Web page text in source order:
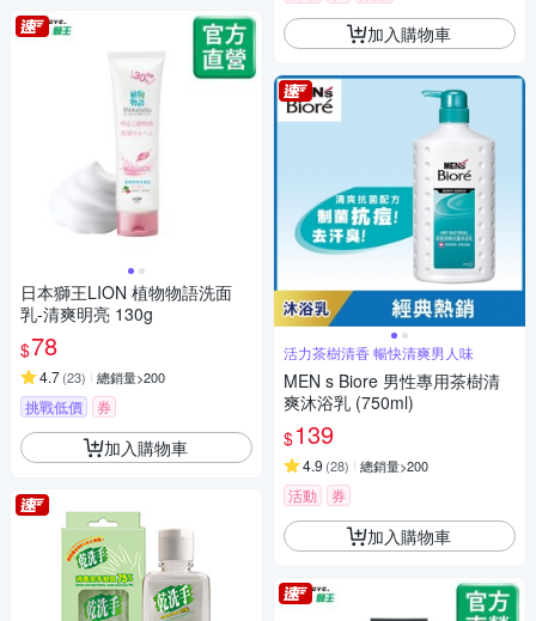
日本獅王LION 植物物語洗面
乳-清爽明亮 130g
$78
4.7(23) 總銷量>200
挑戰低價 券
加入購物車
加入購物車
活力茶樹清香 暢快清爽男人味
MEN s Biore 男性專用茶樹清
爽沐浴乳 (750ml)
$139
4.9 (28) 總銷量>200
活動 券
加入購物車